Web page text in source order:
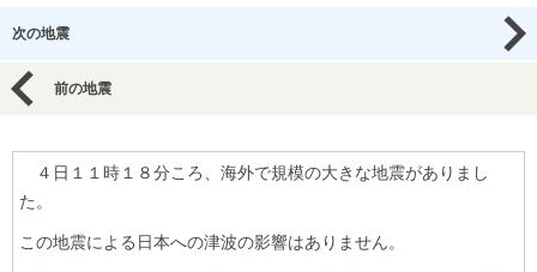
次の地震
前の地震
４日１１時１８分ころ、海外で規模の大きな地震がありまし
た。
この地震による日本への津波の影響はありません。